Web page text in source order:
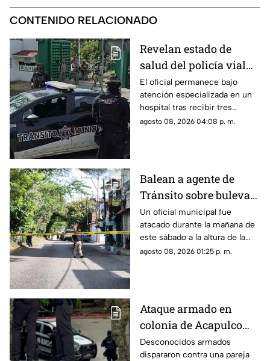
CONTENIDO RELACIONADO
Revelan estado de
salud del policía vial
atacado en
Chilpancingo
El oficial permanece bajo
atención especializada en un
hospital tras recibir tres
impactos de bala sobre el
agosto 08, 2026 04:08 p. m.
Balean a agente de
Tránsito sobre bulevar
de Chilpancingo
Un oficial municipal fue
atacado durante la mañana de
este sábado a la altura de la
colonia Progreso.
agosto 08, 2026 01:25 p. m.
Ataque armado en
colonia de Acapulco
deja dos lesionados
Desconocidos armados
dispararon contra una pareja